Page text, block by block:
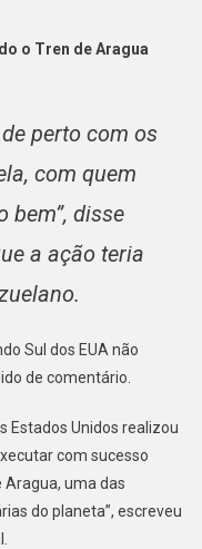
o Tren de Aragua
perto com os
com quem
bem”, disse
a ação teria
Sul dos EUA não
de comentário.
Estados Unidos realizou
com sucesso
Aragua, uma das
do planeta”, escreveu